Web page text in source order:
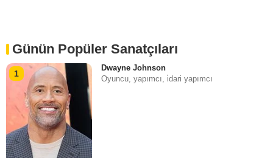
Günün Popüler Sanatçıları
1
Dwayne Johnson
Oyuncu, yapımcı, i̇dari yapımcı